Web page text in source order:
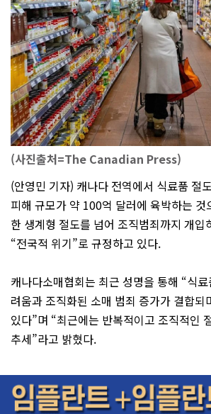
(사진출처=The Canadian Press)
(안영민 기자) 캐나다 전역에서 식료품 절
피해 규모가 약 100억 달러에 육박하는 것
한 생계형 절도를 넘어 조직범죄까지 개입
“전국적 위기”로 규정하고 있다.
캐나다소매협회는 최근 성명을 통해 “식
려움과 조직화된 소매 범죄 증가가 결합되
있다”며 “최근에는 반복적이고 조직적인
추세”라고 밝혔다.